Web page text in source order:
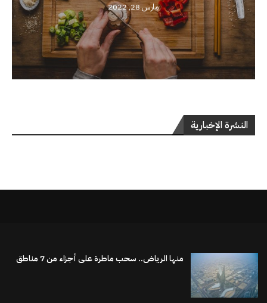
مارس 28, 2022
النشرة الإخبارية
منها الرياض.. سحب ماطرة على أجزاء من 7 مناطق